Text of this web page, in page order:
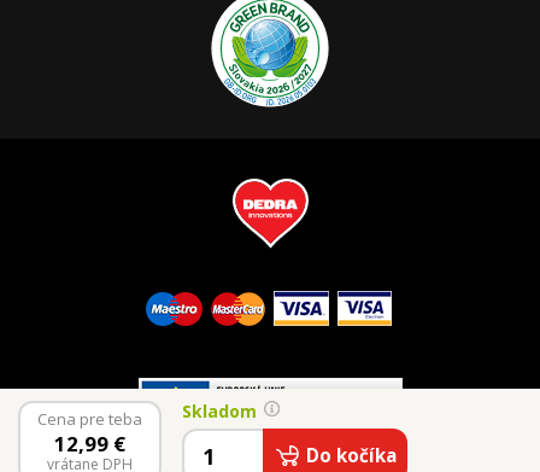
Cena pre teba
12,99 €
vrátane DPH
Skladom
Do kočíka
© 2026 Vaše Dedra, s.r.o.